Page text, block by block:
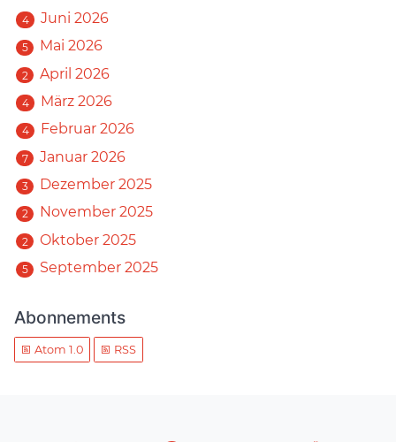
4 Juni 2026
5 Mai 2026
2 April 2026
4 März 2026
4 Februar 2026
7 Januar 2026
3 Dezember 2025
2 November 2025
2 Oktober 2025
5 September 2025
Abonnements
Atom 1.0 RSS